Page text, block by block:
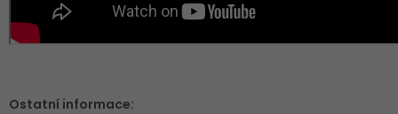
Ostatní informace: